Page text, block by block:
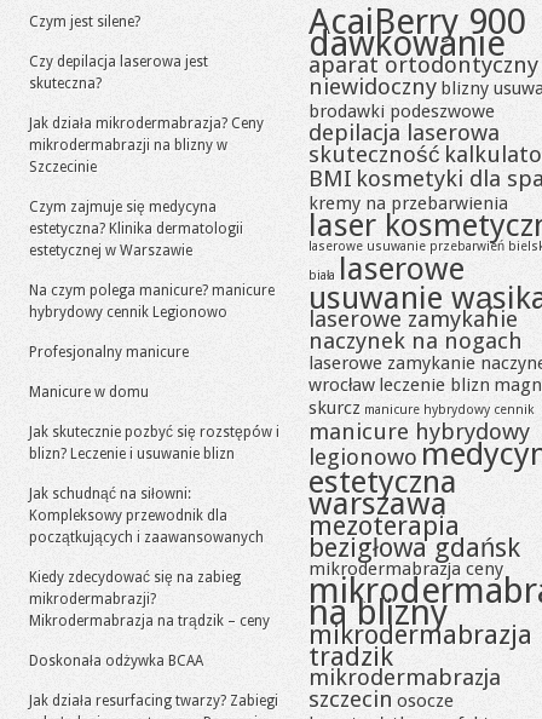
Czym jest silene?
Czy depilacja laserowa jest
skuteczna?
Jak działa mikrodermabrazja? Ceny
mikrodermabrazji na blizny w
Szczecinie
Czym zajmuje się medycyna
estetyczna? Klinika dermatologii
estetycznej w Warszawie
Na czym polega manicure? manicure
hybrydowy cennik Legionowo
Profesjonalny manicure
Manicure w domu
Jak skutecznie pozbyć się rozstępów i
blizn? Leczenie i usuwanie blizn
Jak schudnąć na siłowni:
Kompleksowy przewodnik dla
początkujących i zaawansowanych
Kiedy zdecydować się na zabieg
mikrodermabrazji?
Mikrodermabrazja na trądzik – ceny
Doskonała odżywka BCAA
Jak działa resurfacing twarzy? Zabiegi
AcaiBerry 900
dawkowanie
aparat ortodontyczny
niewidoczny blizny
brodawki podeszwowe
depilacja laserowa
skuteczność
BMI kosmetyki dla
kremy na przebarwienia
laser
laserowe usuwanie przebarwień
biała laserowe
usuwanie
laserowe zamykanie
naczynek na nogach
laserowe zamykanie
wrocław leczenie blizn
skurcz manicure hybrydowy cennik
manicure hybrydowy
legionowo
estetyczna
warszawa
mezoterapia
bezigłowa gdańsk
mikrodermabrazja ceny
na blizny
mikrodermabrazja
tradzik
mikrodermabrazja
szczecin osocze